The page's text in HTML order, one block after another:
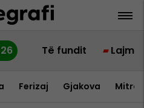
Të fundit Lajme
Ferizaj Gjakova